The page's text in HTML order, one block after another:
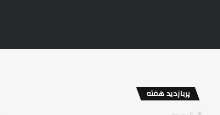
پربازدید هفته
6 روز پیش